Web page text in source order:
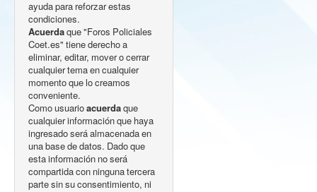
ayuda para reforzar estas
condiciones.
Acuerda que "Foros Policiales
Coet.es" tiene derecho a
eliminar, editar, mover o cerrar
cualquier tema en cualquier
momento que lo creamos
conveniente.
Como usuario acuerda que
cualquier información que haya
ingresado será almacenada en
una base de datos. Dado que
esta información no será
compartida con ninguna tercera
parte sin su consentimiento, ni